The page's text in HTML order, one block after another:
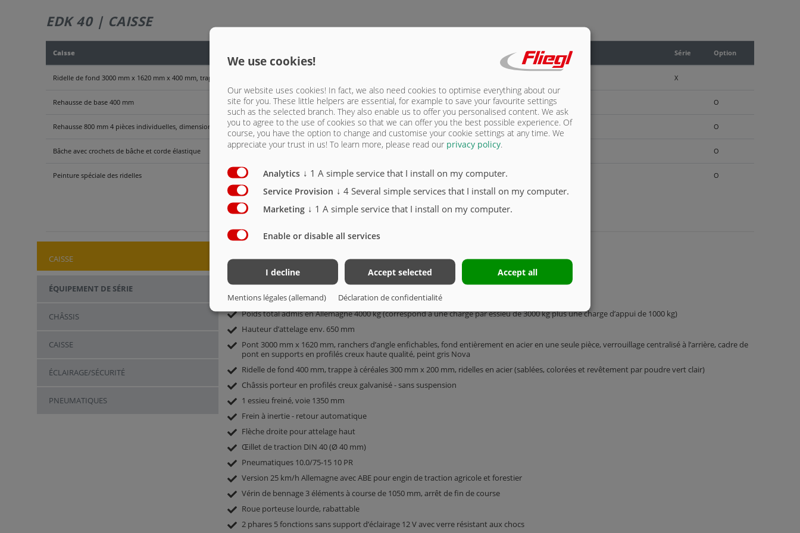
EDK 40 | CAISSE
Caisse Série Option
Ridelle de fond 3000 mm x 1620 mm x 400 mm, trappe à céréales 300 mm x 200 mm, ridelles en acier (sablées, colorées et revêtement par poudre vert clair) X
Rehausse de base 400 mm O
Rehausse 800 mm 4 pièces individuelles, dimensions des mailles env. 30 x 30 mm, sans connecteur de ridelle O
Bâche avec crochets de bâche et corde élastique O
Peinture spéciale des ridelles O
CAISSE
ÉQUIPEMENT DE SÉRIE
CHÂSSIS
CAISSE
ÉCLAIRAGE/SÉCURITÉ
PNEUMATIQUES
EDK 40 | ÉQUIPEMENT DE SÉRIE
Châssis à 1 essieu
Poids total admis en Allemagne 4000 kg (correspond à une charge par essieu de 3000 kg plus une charge d’appui de 1000 kg)
Hauteur d’attelage env. 650 mm
Pont 3000 mm x 1620 mm, ranchers d’angle enfichables, fond entièrement en acier en une seule pièce, verrouillage centralisé à l’arrière, cadre de
pont en supports en profilés creux haute qualité, peint gris Nova
Ridelle de fond 400 mm, trappe à céréales 300 mm x 200 mm, ridelles en acier (sablées, colorées et revêtement par poudre vert clair)
Châssis porteur en profilés creux galvanisé - sans suspension
1 essieu freiné, voie 1350 mm
Frein à inertie - retour automatique
Flèche droite pour attelage haut
Œillet de traction DIN 40 (Ø 40 mm)
Pneumatiques 10.0/75-15 10 PR
Version 25 km/h Allemagne avec ABE pour engin de traction agricole et forestier
Vérin de bennage 3 éléments à course de 1050 mm, arrêt de fin de course
Roue porteuse lourde, rabattable
2 phares 5 fonctions sans support d’éclairage 12 V avec verre résistant aux chocs
We use cookies!
Our website uses cookies! In fact, we also need cookies to optimise everything about our
site for you. These little helpers are essential, for example to save your favourite settings
such as the selected branch. They also enable us to offer you personalised content. We ask
you to agree to the use of cookies so that we can offer you the best possible experience. Of
course, you have the option to change and customise your cookie settings at any time. We
appreciate your trust in us! To learn more, please read our privacy policy.
Analytics ↓ 1 A simple service that I install on my computer.
Service Provision ↓ 4 Several simple services that I install on my computer.
Marketing ↓ 1 A simple service that I install on my computer.
Enable or disable all services
I decline Accept selected Accept all
Mentions légales (allemand) Déclaration de confidentialité